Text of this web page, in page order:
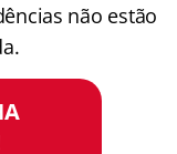
não estão